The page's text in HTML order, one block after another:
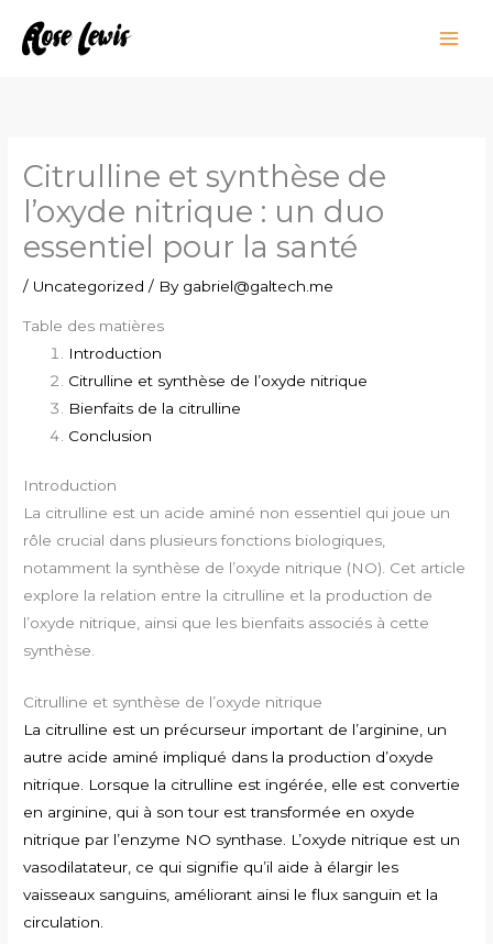
Citrulline et synthèse de
l’oxyde nitrique : un duo
essentiel pour la santé
/ Uncategorized / By gabriel@galtech.me
Table des matières
Introduction
Citrulline et synthèse de l’oxyde nitrique
Bienfaits de la citrulline
Conclusion
Introduction
La citrulline est un acide aminé non essentiel qui joue un
rôle crucial dans plusieurs fonctions biologiques,
notamment la synthèse de l’oxyde nitrique (NO). Cet article
explore la relation entre la citrulline et la production de
l’oxyde nitrique, ainsi que les bienfaits associés à cette
synthèse.
Citrulline et synthèse de l’oxyde nitrique
La citrulline est un précurseur important de l’arginine, un
autre acide aminé impliqué dans la production d’oxyde
nitrique. Lorsque la citrulline est ingérée, elle est convertie
en arginine, qui à son tour est transformée en oxyde
nitrique par l’enzyme NO synthase. L’oxyde nitrique est un
vasodilatateur, ce qui signifie qu’il aide à élargir les
vaisseaux sanguins, améliorant ainsi le flux sanguin et la
circulation.